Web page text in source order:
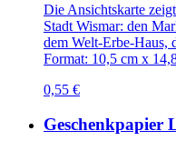
Die Ansichtskarte
Stadt Wismar: den
dem Welt-Erbe-Haus,
Format: 10,5 cm x
0,55 €
Geschenkpapier